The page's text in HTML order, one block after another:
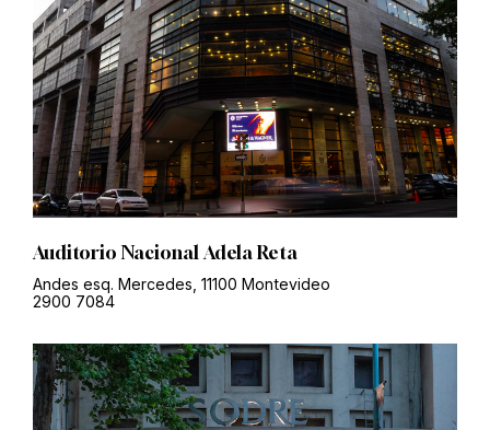
Auditorio Nacional Adela Reta
Andes esq. Mercedes, 11100 Montevideo
2900 7084